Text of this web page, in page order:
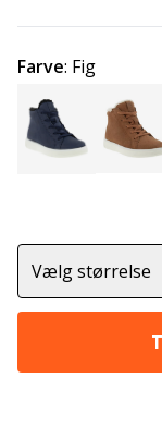
Farve: Fig
Vælg størrelse